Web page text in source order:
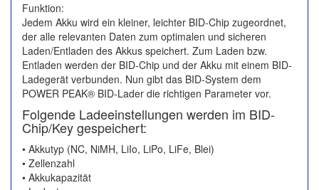
Funktion:
Jedem Akku wird ein kleiner, leichter BID-Chip zugeordnet,
der alle relevanten Daten zum optimalen und sicheren
Laden/Entladen des Akkus speichert. Zum Laden bzw.
Entladen werden der BID-Chip und der Akku mit einem BID-
Ladegerät verbunden. Nun gibt das BID-System dem
POWER PEAK® BID-Lader die richtigen Parameter vor.
Folgende Ladeeinstellungen werden im BID-
Chip/Key gespeichert:
• Akkutyp (NC, NiMH, LiIo, LiPo, LiFe, Blei)
• Zellenzahl
• Akkukapazität